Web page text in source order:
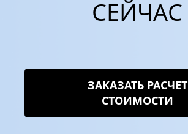
СЕЙЧАС
ЗАКАЗАТЬ РАСЧЕТ
СТОИМОСТИ